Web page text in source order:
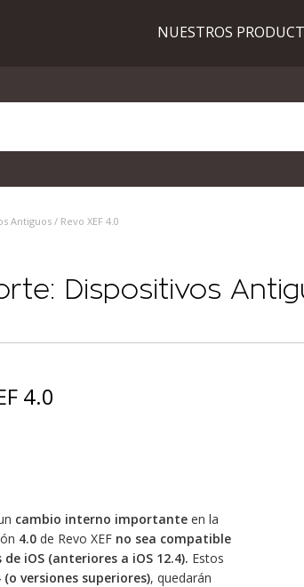
NUESTROS
/ Revo XEF 4.0
Dispositivos
4.0
cambio interno importante en la
4.0 de Revo XEF no sea compatible
iOS (anteriores a iOS 12.4). Estos
versiones superiores), quedarán